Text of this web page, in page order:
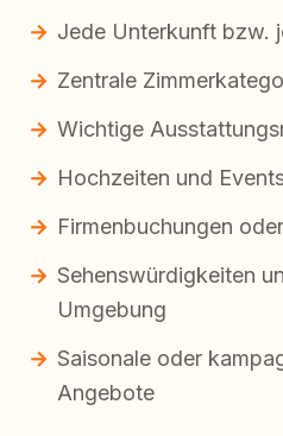
Jede Unterkunft bzw.
Zentrale
Wichtige
Hochzeiten und
Firmenbuchungen
Sehenswürdigkeiten
Umgebung
Saisonale oder
Angebote